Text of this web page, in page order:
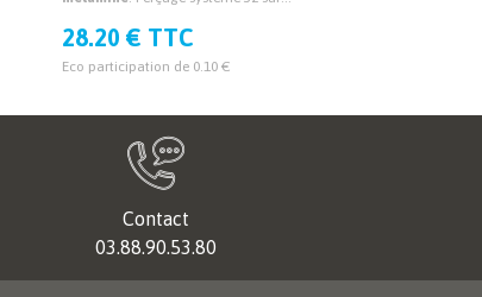
épaisseur 19mm et 38mm.
28.20 € TTC
Eco participation de 0.10 €
Contact
03.88.90.53.80